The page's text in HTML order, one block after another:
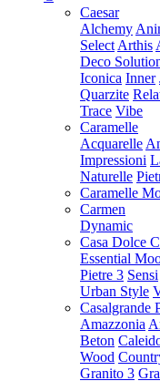
Caesar
Alchemy
Select Arthis
Deco
Iconica Inner
Quarzite
Trace Vibe
Caramelle
Acquarelle
Impressioni
Naturelle
Caramelle
Carmen
Dynamic
Casa Dolce
Essential
Pietre 3 Sensi
Urban Style
Casalgrande
Amazzonia
Beton
Wood
Granito 3